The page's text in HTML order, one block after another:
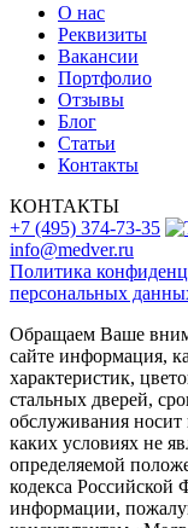
О нас
Реквизиты
Вакансии
Портфолио
Отзывы
Блог
Статьи
Контакты
КОНТАКТЫ
+7 (495) 374-73-35
info@medver.ru
Политика
персональных
Обращаем Ваше
сайте информация,
характеристик,
стальных дверей,
обслуживания
каких условиях не
определяемой
кодекса
информации,